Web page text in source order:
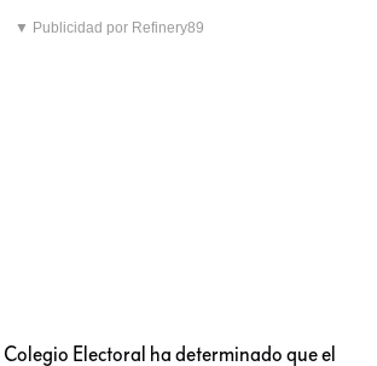
▼ Publicidad por Refinery89
Colegio Electoral ha determinado que el